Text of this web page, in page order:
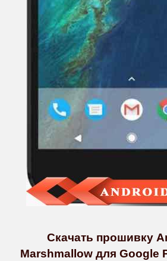
Скачать прошивку
Marshmallow для Google